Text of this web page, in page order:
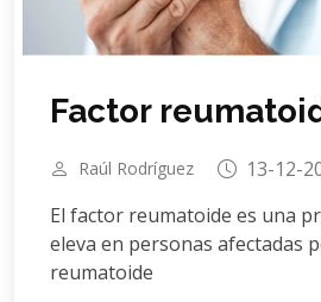
Factor
Raúl Rodríguez
13-12-
El factor reumatoide es una
eleva en personas afectadas
reumatoide